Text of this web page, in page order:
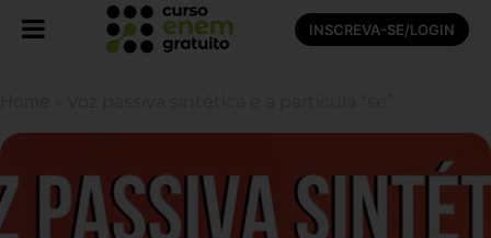
INSCREVA-SE/LOGIN